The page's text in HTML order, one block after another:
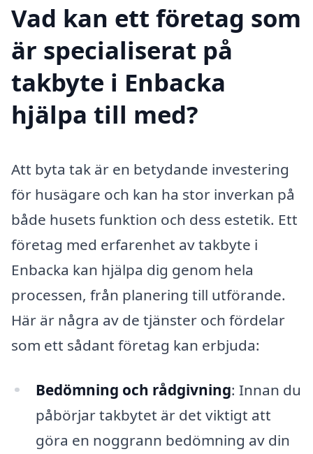
Vad kan ett företag som
är specialiserat på
takbyte i Enbacka
hjälpa till med?
Att byta tak är en betydande investering
för husägare och kan ha stor inverkan på
både husets funktion och dess estetik. Ett
företag med erfarenhet av takbyte i
Enbacka kan hjälpa dig genom hela
processen, från planering till utförande.
Här är några av de tjänster och fördelar
som ett sådant företag kan erbjuda:
Bedömning och rådgivning: Innan du
påbörjar takbytet är det viktigt att
göra en noggrann bedömning av din